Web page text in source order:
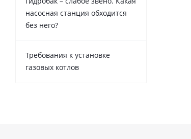
насосная станция обходится
без него?
Требования к установке
газовых котлов